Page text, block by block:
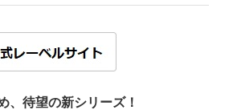
、待望の新シリーズ！